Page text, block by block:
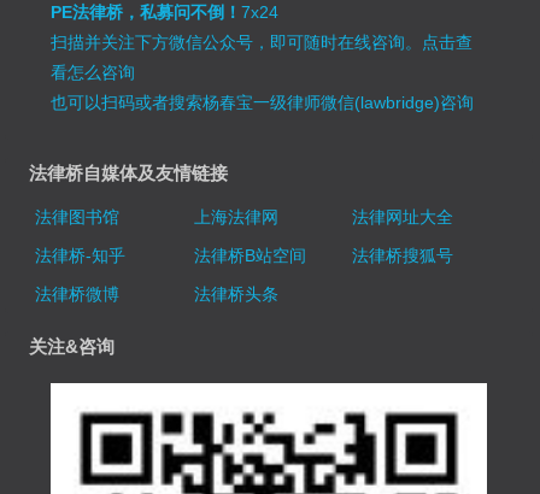
PE法律桥，私募问不倒！7x24
扫描并关注下方微信公众号，即可随时在线咨询。 点击查
看怎么咨询
也可以扫码或者搜索杨春宝一级律师微信(lawbridge)咨询
法律桥自媒体及友情链接
法律图书馆 上海法律网
法律网址大全
法律桥-知乎
法律桥B站空间
法律桥搜狐号
法律桥微博
法律桥头条
关注&咨询